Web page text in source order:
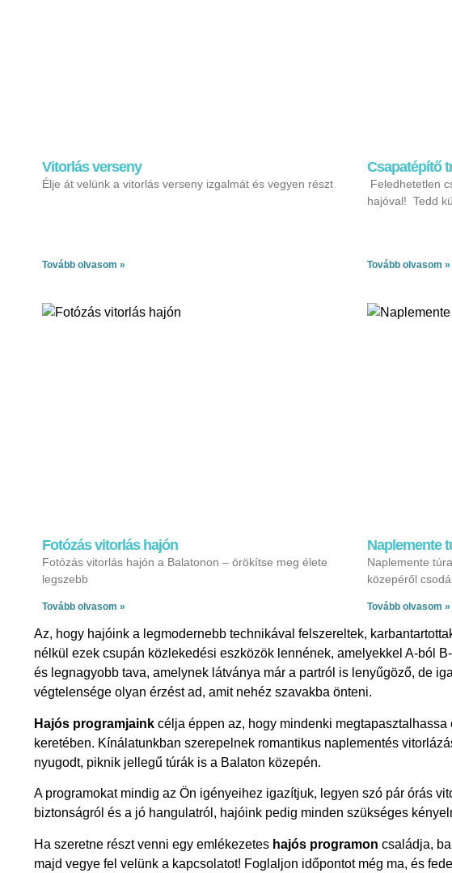
Vitorlás verseny
Élje át velünk a vitorlás verseny izgalmát és vegyen részt
Tovább olvasom »
Csapatépítő
Feledhetetlen
hajóval! Tedd
Tovább olvasom »
Fotózás vitorlás hajón
Fotózás vitorlás hajón a Balatonon – örökítse meg élete
legszebb
Tovább olvasom »
Naplemente
Naplemente
közepéről
Tovább olvasom »
Az, hogy hajóink a legmodernebb technikával felszereltek,
nélkül ezek csupán közlekedési eszközök lennének, amelyekkel A-ból
és legnagyobb tava, amelynek látványa már a partról is lenyűgöző, de
végtelensége olyan érzést ad, amit nehéz szavakba önteni.
Hajós programjaink célja éppen az, hogy mindenki
keretében. Kínálatunkban szerepelnek romantikus naplementés
nyugodt, piknik jellegű túrák is a Balaton közepén.
A programokat mindig az Ön igényeihez igazítjuk, legyen szó pár órás
biztonságról és a jó hangulatról, hajóink pedig minden szükséges
Ha szeretne részt venni egy emlékezetes hajós programon családja,
majd vegye fel velünk a kapcsolatot! Foglaljon időpontot még ma, és